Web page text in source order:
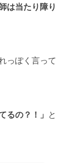
は当たり障り
っぽく言って
るの？！」
と